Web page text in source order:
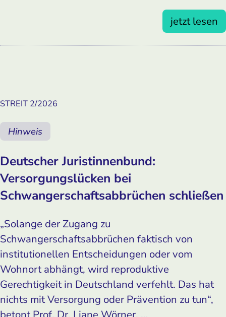
jetzt lesen
STREIT 2/2026
Hinweis
Deutscher Juristinnenbund:
Versorgungslücken bei
Schwangerschaftsabbrüchen schließen
„Solange der Zugang zu
Schwangerschaftsabbrüchen faktisch von
institutionellen Entscheidungen oder vom
Wohnort abhängt, wird reproduktive
Gerechtigkeit in Deutschland verfehlt. Das hat
nichts mit Versorgung oder Prävention zu tun“,